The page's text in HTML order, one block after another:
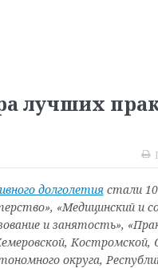
лучших
долголетия стали
«Медицинский и
и занятость»,
Костромской,
округа,